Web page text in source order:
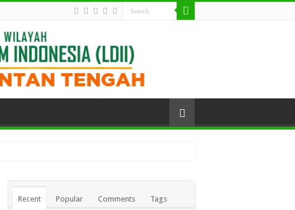
Recent Popular Comments Tags